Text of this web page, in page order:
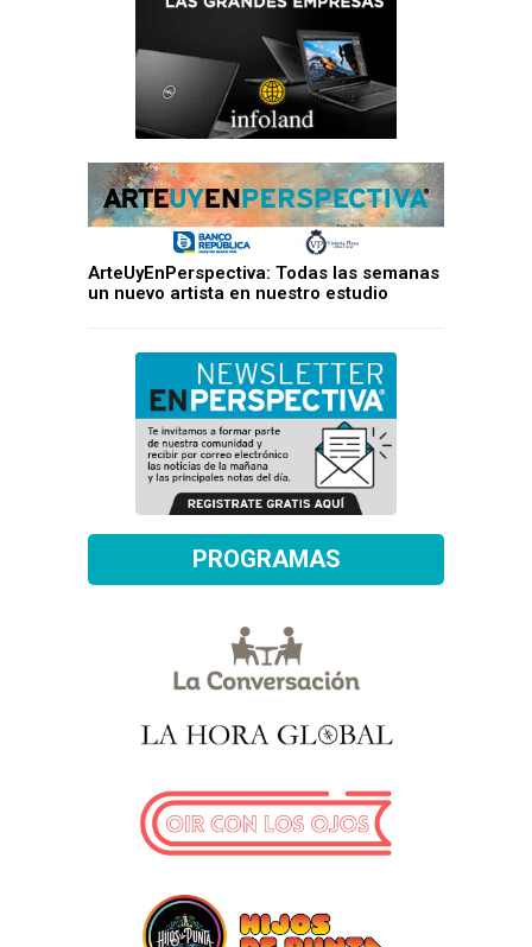
ArteUyEnPerspectiva: Todas las semanas
un nuevo artista en nuestro estudio
PROGRAMAS